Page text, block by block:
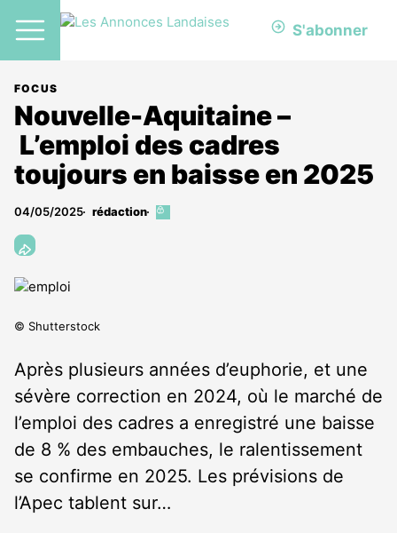
S'abonner
FOCUS
Nouvelle-Aquitaine –
L’emploi des cadres
toujours en baisse en 2025
04/05/2025 rédaction
Cet
© Shutterstock
Après plusieurs années d’euphorie, et une
sévère correction en 2024, où le marché de
l’emploi des cadres a enregistré une baisse
de 8 % des embauches, le ralentissement
se confirme en 2025. Les prévisions de
l’Apec tablent sur…